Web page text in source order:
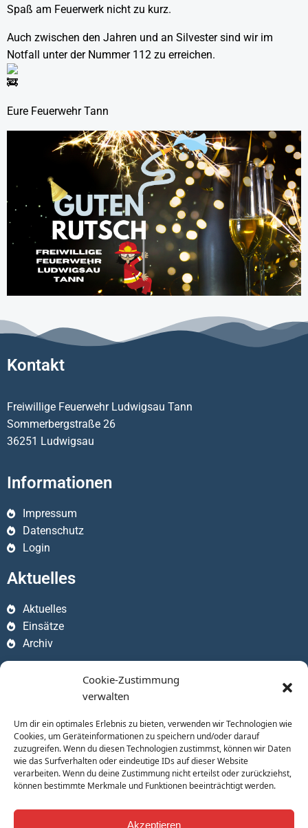
Cookie-Zustimmung
verwalten
Um dir ein optimales Erlebnis zu bieten, verwenden wir Technologien wie
Cookies, um Geräteinformationen zu speichern und/oder darauf
zuzugreifen. Wenn du diesen Technologien zustimmst, können wir Daten
wie das Surfverhalten oder eindeutige IDs auf dieser Website
verarbeiten. Wenn du deine Zustimmung nicht erteilst oder zurückziehst,
können bestimmte Merkmale und Funktionen beeinträchtigt werden.
Akzeptieren
Spaß am Feuerwerk nicht zu kurz.
Auch zwischen den Jahren und an Silvester sind wir im
Notfall unter der Nummer 112 zu erreichen.
Eure Feuerwehr Tann
Kontakt
Freiwillige Feuerwehr Ludwigsau Tann
Sommerbergstraße 26
36251 Ludwigsau
Informationen
Impressum
Datenschutz
Login
Aktuelles
Aktuelles
Einsätze
Archiv